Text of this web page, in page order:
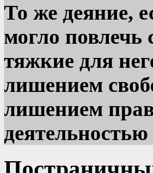
То же деяние,
могло повлечь
тяжкие для
лишением
лишением